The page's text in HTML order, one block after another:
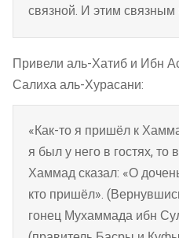
связной. И этим связным
Привели аль-Хатиб и Ибн
Салиха аль-Хурасани:
«Как-то я пришёл к
я был у него в гостях, то
Хаммад сказал: «О
кто пришёл».
гонец Мухаммада ибн